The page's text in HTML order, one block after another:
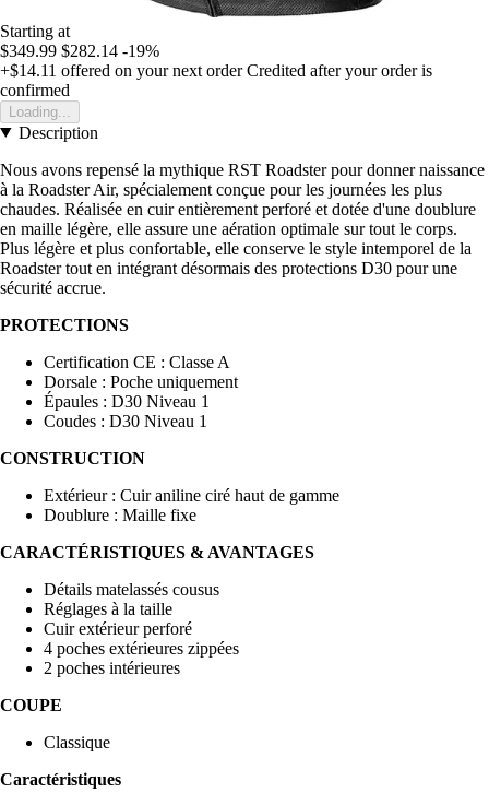
Starting at
$349.99 $282.14 -19%
+$14.11 offered on your next order Credited after your order is
confirmed
Loading...
Description
Nous avons repensé la mythique RST Roadster pour donner naissance
à la Roadster Air, spécialement conçue pour les journées les plus
chaudes. Réalisée en cuir entièrement perforé et dotée d'une doublure
en maille légère, elle assure une aération optimale sur tout le corps.
Plus légère et plus confortable, elle conserve le style intemporel de la
Roadster tout en intégrant désormais des protections D30 pour une
sécurité accrue.
PROTECTIONS
Certification CE : Classe A
Dorsale : Poche uniquement
Épaules : D30 Niveau 1
Coudes : D30 Niveau 1
CONSTRUCTION
Extérieur : Cuir aniline ciré haut de gamme
Doublure : Maille fixe
CARACTÉRISTIQUES & AVANTAGES
Détails matelassés cousus
Réglages à la taille
Cuir extérieur perforé
4 poches extérieures zippées
2 poches intérieures
COUPE
Classique
Caractéristiques